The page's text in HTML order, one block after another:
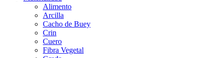
Alimento
Arcilla
Cacho de Buey
Crin
Cuero
Fibra Vegetal